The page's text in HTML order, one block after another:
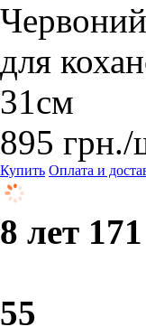
для
31см
895 грн./
Купить Оплата и
8 лет
55